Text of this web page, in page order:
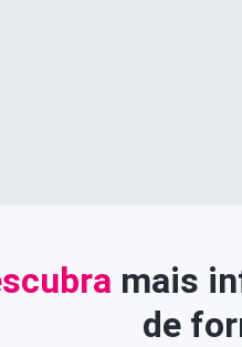
mais
de